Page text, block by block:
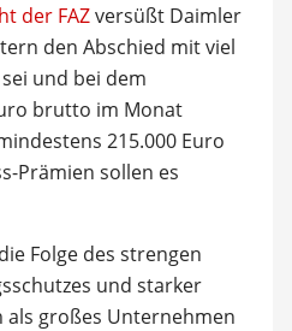
der FAZversüßt Daimler
den Abschied mit viel
und bei dem
brutto im Monat
215.000 Euro
Prämien sollen es
Folge des strengen
und starker
als großes Unternehmen